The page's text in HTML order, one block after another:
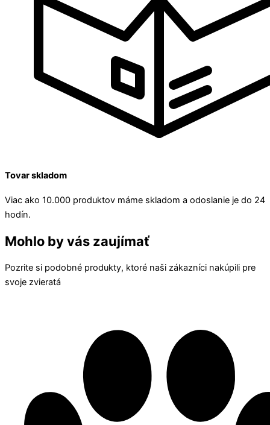
Tovar skladom
Viac ako 10.000 produktov máme skladom a odoslanie je do 24
hodín.
Mohlo by vás zaujímať
Pozrite si podobné produkty, ktoré naši zákazníci nakúpili pre
svoje zvieratá